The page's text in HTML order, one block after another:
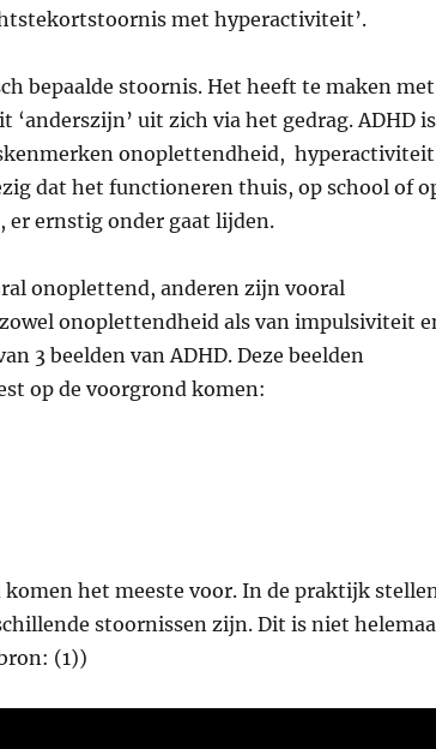
met hyperactiviteit’.
bepaalde stoornis. Het heeft te maken met
‘anderszijn’ uit zich via het gedrag. ADHD is
onoplettendheid, hyperactiviteit
dat het functioneren thuis, op school of
er ernstig onder gaat lijden.
onoplettend, anderen zijn vooral
onoplettendheid als van impulsiviteit
3 beelden van ADHD. Deze beelden
op de voorgrond komen:
het meeste voor. In de praktijk
stoornissen zijn. Dit is niet
(1))